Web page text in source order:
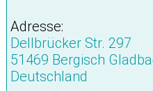
Adresse:
Dellbrücker Str. 297
51469 Bergisch
Deutschland